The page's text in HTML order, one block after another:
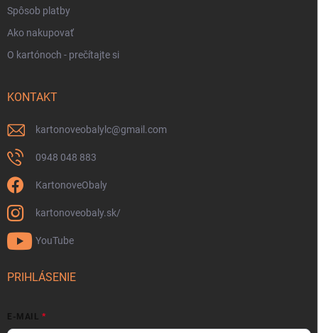
Spôsob platby
Ako nakupovať
O kartónoch - prečítajte si
KONTAKT
kartonoveobalylc@gmail.com
0948 048 883
KartonoveObaly
kartonoveobaly.sk/
YouTube
PRIHLÁSENIE
E-MAIL